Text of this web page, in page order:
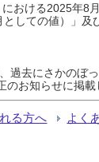
おける2025年8
としての値）」
過去にさかのぼ
お知らせに掲載
る方へ よく